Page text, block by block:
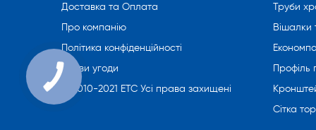
Доставка та Оплата
Про компанію
Політика конфіденційності
Умови угоди
© 2010-2021 ETC Усі права захищені
Труби
Вішалки
Профіль
Сітка